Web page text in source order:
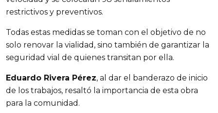
restrictivos y preventivos.
Todas estas medidas se toman con el objetivo de no
solo renovar la vialidad, sino también de garantizar la
seguridad vial de quienes transitan por ella.
Eduardo Rivera Pérez, al dar el banderazo de inicio
de los trabajos, resaltó la importancia de esta obra
para la comunidad.